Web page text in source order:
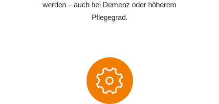
werden – auch bei Demenz oder höherem
Pflegegrad.